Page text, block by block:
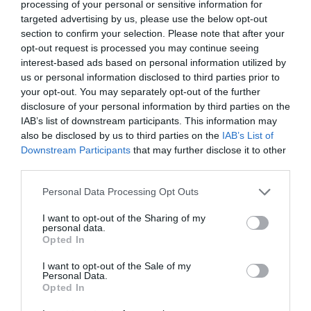
processing of your personal or sensitive information for
targeted advertising by us, please use the below opt-out
section to confirm your selection. Please note that after your
opt-out request is processed you may continue seeing
interest-based ads based on personal information utilized by
us or personal information disclosed to third parties prior to
your opt-out. You may separately opt-out of the further
disclosure of your personal information by third parties on the
IAB’s list of downstream participants. This information may
also be disclosed by us to third parties on the IAB’s List of
Downstream Participants that may further disclose it to other
Personal Data Processing Opt Outs
I want to opt-out of the Sharing of my
personal data.
Opted In
I want to opt-out of the Sale of my
Personal Data.
Opted In
Klasa produktu Filtr do monitora
Informacje podstawowe
Przekątna filtra
(LCD)
-13,3 cali
Prywatność Tak
Ochrona przed
promieniowaniem
Nie
Ochrona przed
kurzem i
statyczną
Nie
Pozostałe informacje
Wysokość 16.51 cm
Szerokość 29.21 cm
Deklarowana waga jest wagą minimalną i może różnić się w zależności od
INFORMACJE HANDLOWE